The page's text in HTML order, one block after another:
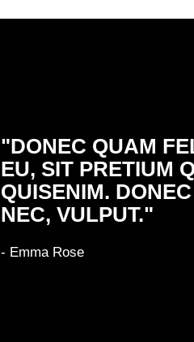
"DONEC QUAM
EU, SIT PRETIUM
QUISENIM.
NEC, VULPUT."
- Emma Rose